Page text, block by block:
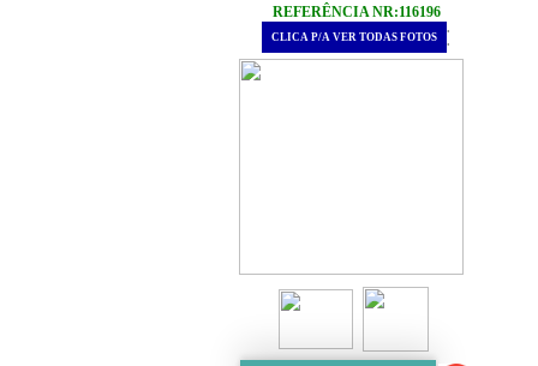
REFERÊNCIA NR:116196
.
CLICA P/A VER TODAS FOTOS .